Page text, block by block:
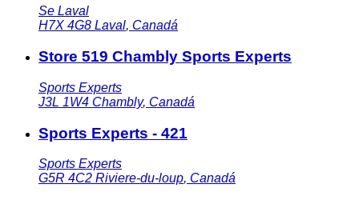
Se Laval
H7X 4G8 Laval, Canadá
Store 519 Chambly Sports Experts
Sports Experts
J3L 1W4 Chambly, Canadá
Sports Experts - 421
Sports Experts
G5R 4C2 Riviere-du-loup, Canadá